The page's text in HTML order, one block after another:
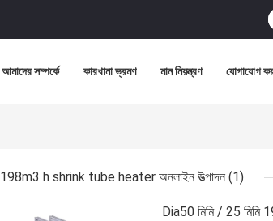
আমাদের সম্পর্কে কারখানা ভ্রমণ মান নিয়ন্ত্রণ যোগাযোগ
198m3 h shrink tube heater অনলাইন উত্পাদন (1)
Dia50 মিমি / 25 মিমি